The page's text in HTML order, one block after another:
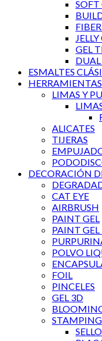
SOFT
GEL
ESMALTES
HERRAMIENTAS
LIMAS Y
ALICATES
TIJERAS
DECORACIÓN
CAT EYE
AIRBRUSH
PAINT GEL
PAINT GEL
POLVO
FOIL
PINCELES
GEL 3D
STAMPING